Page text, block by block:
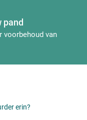
pand
voorbehoud van
erin?